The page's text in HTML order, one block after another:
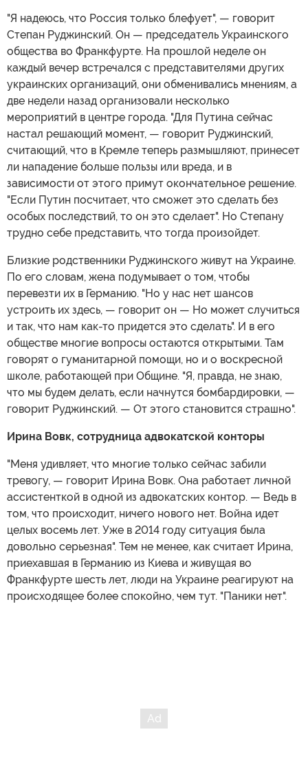
"Я надеюсь, что Россия только блефует", — говорит
Степан Руджинский. Он — председатель Украинского
общества во Франкфурте. На прошлой неделе он
каждый вечер встречался с представителями других
украинских организаций, они обменивались мнениям, а
две недели назад организовали несколько
мероприятий в центре города. "Для Путина сейчас
настал решающий момент, — говорит Руджинский,
считающий, что в Кремле теперь размышляют, принесет
ли нападение больше пользы или вреда, и в
зависимости от этого примут окончательное решение.
"Если Путин посчитает, что сможет это сделать без
особых последствий, то он это сделает". Но Степану
трудно себе представить, что тогда произойдет.
Близкие родственники Руджинского живут на Украине.
По его словам, жена подумывает о том, чтобы
перевезти их в Германию. "Но у нас нет шансов
устроить их здесь, — говорит он — Но может случиться
и так, что нам как-то придется это сделать". И в его
обществе многие вопросы остаются открытыми. Там
говорят о гуманитарной помощи, но и о воскресной
школе, работающей при Общине. "Я, правда, не знаю,
что мы будем делать, если начнутся бомбардировки, —
говорит Руджинский. — От этого становится страшно".
Ирина Вовк, сотрудница адвокатской конторы
"Меня удивляет, что многие только сейчас забили
тревогу, — говорит Ирина Вовк. Она работает личной
ассистенткой в одной из адвокатских контор. — Ведь в
том, что происходит, ничего нового нет. Война идет
целых восемь лет. Уже в 2014 году ситуация была
довольно серьезная". Тем не менее, как считает Ирина,
приехавшая в Германию из Киева и живущая во
Франкфурте шесть лет, люди на Украине реагируют на
происходящее более спокойно, чем тут. "Паники нет".